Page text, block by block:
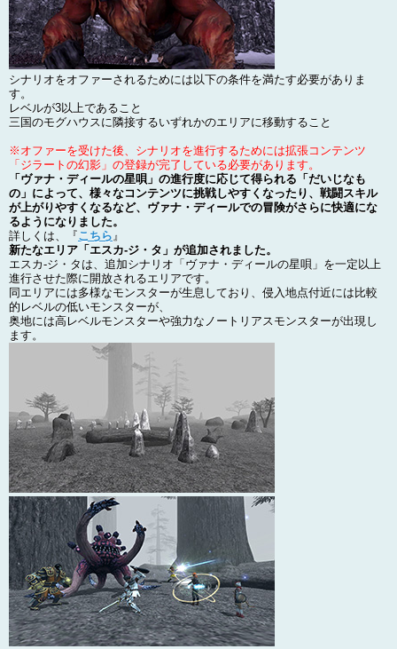
シナリオをオファーされるためには以下の条件を満たす必要がありま
す。
レベルが3以上であること
三国のモグハウスに隣接するいずれかのエリアに移動すること
※オファーを受けた後、シナリオを進行するためには拡張コンテンツ
「ジラートの幻影」の登録が完了している必要があります。
「ヴァナ・ディールの星唄」の進行度に応じて得られる「だいじなも
の」によって、様々なコンテンツに挑戦しやすくなったり、戦闘スキル
が上がりやすくなるなど、ヴァナ・ディールでの冒険がさらに快適にな
るようになりました。
詳しくは、『こちら』
新たなエリア「エスカ-ジ・タ」が追加されました。
エスカ-ジ・タは、追加シナリオ「ヴァナ・ディールの星唄」を一定以上
進行させた際に開放されるエリアです。
同エリアには多様なモンスターが生息しており、侵入地点付近には比較
的レベルの低いモンスターが、
奥地には高レベルモンスターや強力なノートリアスモンスターが出現し
ます。